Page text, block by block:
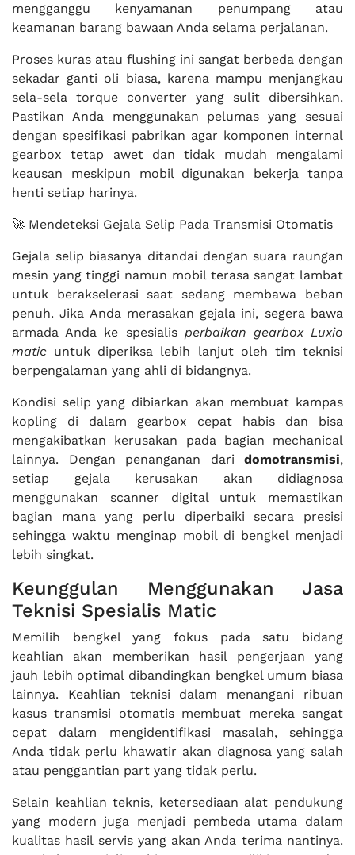
mengganggu kenyamanan penumpang atau
keamanan barang bawaan Anda selama perjalanan.
Proses kuras atau flushing ini sangat berbeda dengan
sekadar ganti oli biasa, karena mampu menjangkau
sela-sela torque converter yang sulit dibersihkan.
Pastikan Anda menggunakan pelumas yang sesuai
dengan spesifikasi pabrikan agar komponen internal
gearbox tetap awet dan tidak mudah mengalami
keausan meskipun mobil digunakan bekerja tanpa
henti setiap harinya.
🚀 Mendeteksi Gejala Selip Pada Transmisi Otomatis
Gejala selip biasanya ditandai dengan suara raungan
mesin yang tinggi namun mobil terasa sangat lambat
untuk berakselerasi saat sedang membawa beban
penuh. Jika Anda merasakan gejala ini, segera bawa
armada Anda ke spesialis perbaikan gearbox Luxio
matic untuk diperiksa lebih lanjut oleh tim teknisi
berpengalaman yang ahli di bidangnya.
Kondisi selip yang dibiarkan akan membuat kampas
kopling di dalam gearbox cepat habis dan bisa
mengakibatkan kerusakan pada bagian mechanical
lainnya. Dengan penanganan dari domotransmisi,
setiap gejala kerusakan akan didiagnosa
menggunakan scanner digital untuk memastikan
bagian mana yang perlu diperbaiki secara presisi
sehingga waktu menginap mobil di bengkel menjadi
lebih singkat.
Keunggulan Menggunakan Jasa
Teknisi Spesialis Matic
Memilih bengkel yang fokus pada satu bidang
keahlian akan memberikan hasil pengerjaan yang
jauh lebih optimal dibandingkan bengkel umum biasa
lainnya. Keahlian teknisi dalam menangani ribuan
kasus transmisi otomatis membuat mereka sangat
cepat dalam mengidentifikasi masalah, sehingga
Anda tidak perlu khawatir akan diagnosa yang salah
atau penggantian part yang tidak perlu.
Selain keahlian teknis, ketersediaan alat pendukung
yang modern juga menjadi pembeda utama dalam
kualitas hasil servis yang akan Anda terima nantinya.